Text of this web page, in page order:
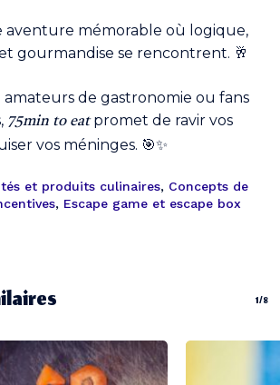
aventure mémorable où logique,
gourmandise se rencontrent. 🥂
amateurs de gastronomie ou fans
75min to eatpromet de ravir vos
vos méninges. 🎯✨
et produits culinaires, Concepts de
, Escape game et escape box
1/8